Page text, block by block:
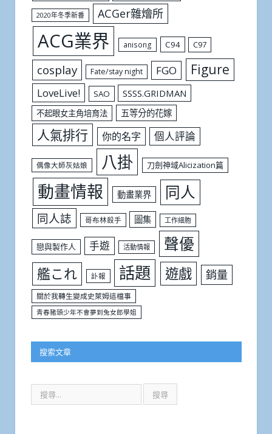
2020年冬季新番 ACGer雜燴所
ACG業界 anisong C94 C97
cosplay Fate/stay night FGO Figure
LoveLive! SAO SSSS.GRIDMAN
不起眼女主角培育法 五等分的花嫁
人氣排行 你的名字 個人評論
偶像大師灰姑娘 八掛 刀劍神域Alicization篇
動畫情報 動畫業界 同人
同人誌 哥布林殺手 圖集 工作細胞
戀與製作人 手遊 活動情報 聲優
艦これ 訃報 話題 遊戲 銷量
關於我轉生變成史萊姆這檔事
青春豬頭少年不會夢到兔女郎學姐
搜索文章